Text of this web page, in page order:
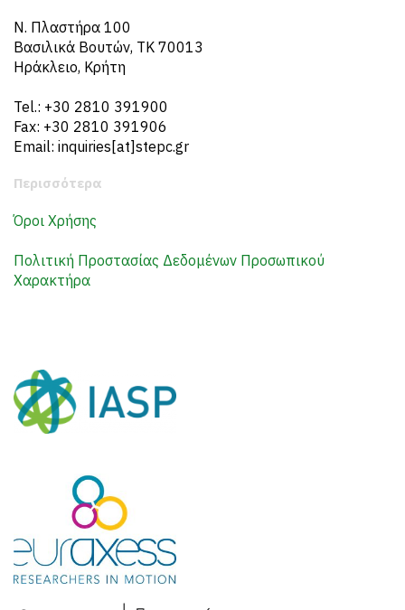
N. Πλαστήρα 100
Βασιλικά Βουτών, ΤΚ 70013
Ηράκλειο, Κρήτη
Tel.: +30 2810 391900
Fax: +30 2810 391906
Email: inquiries[at]stepc.gr
Περισσότερα
Όροι Χρήσης
Πολιτική Προστασίας Δεδομένων Προσωπικού
Χαρακτήρα